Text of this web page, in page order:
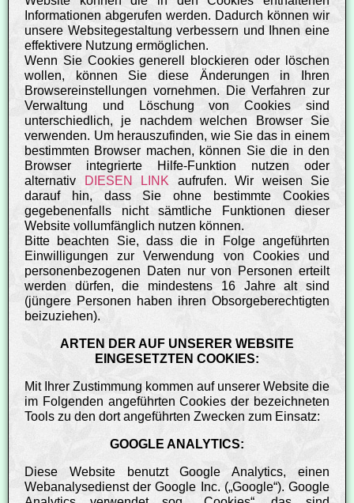
Informationen abgerufen werden. Dadurch können wir
unsere Websitegestaltung verbessern und Ihnen eine
effektivere Nutzung ermöglichen.
Wenn Sie Cookies generell blockieren oder löschen
wollen, können Sie diese Änderungen in Ihren
Browsereinstellungen vornehmen. Die Verfahren zur
Verwaltung und Löschung von Cookies sind
unterschiedlich, je nachdem welchen Browser Sie
verwenden. Um herauszufinden, wie Sie das in einem
bestimmten Browser machen, können Sie die in den
Browser integrierte Hilfe-Funktion nutzen oder
alternativ
DIESEN LINK aufrufen. Wir weisen Sie
darauf hin, dass Sie ohne bestimmte Cookies
gegebenenfalls nicht sämtliche Funktionen dieser
Website vollumfänglich nutzen können.
Bitte beachten Sie, dass die in Folge angeführten
Einwilligungen zur Verwendung von Cookies und
personenbezogenen Daten nur von Personen erteilt
werden dürfen, die mindestens 16 Jahre alt sind
(jüngere Personen haben ihren Obsorgeberechtigten
beizuziehen).
ARTEN DER AUF UNSERER WEBSITE
EINGESETZTEN COOKIES:
Mit Ihrer Zustimmung kommen auf unserer Website die
im Folgenden angeführten Cookies der bezeichneten
Tools zu den dort angeführten Zwecken zum Einsatz:
GOOGLE ANALYTICS:
Diese Website benutzt Google Analytics, einen
Webanalysedienst der Google Inc. („Google“). Google